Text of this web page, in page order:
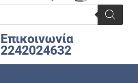
Επικοινωνία
2242024632